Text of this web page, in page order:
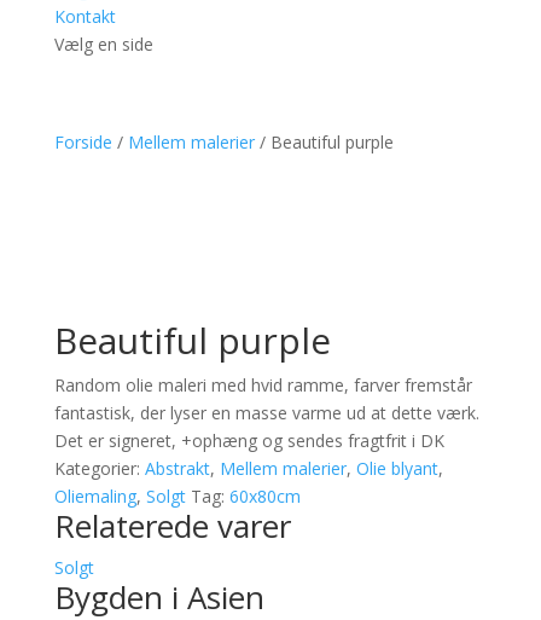
Kontakt
Vælg en side
Forside / Mellem malerier/ Beautiful purple
Beautiful purple
Random olie maleri med hvid ramme, farver fremstår
fantastisk, der lyser en masse varme ud at dette værk.
Det er signeret, +ophæng og sendes fragtfrit i DK
Kategorier: Abstrakt, Mellem malerier, Olie blyant,
Oliemaling, Solgt Tag: 60x80cm
Relaterede varer
Solgt
Bygden i Asien